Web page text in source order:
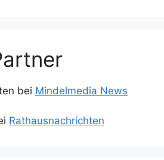
bei Mindelmedia News
Rathausnachrichten